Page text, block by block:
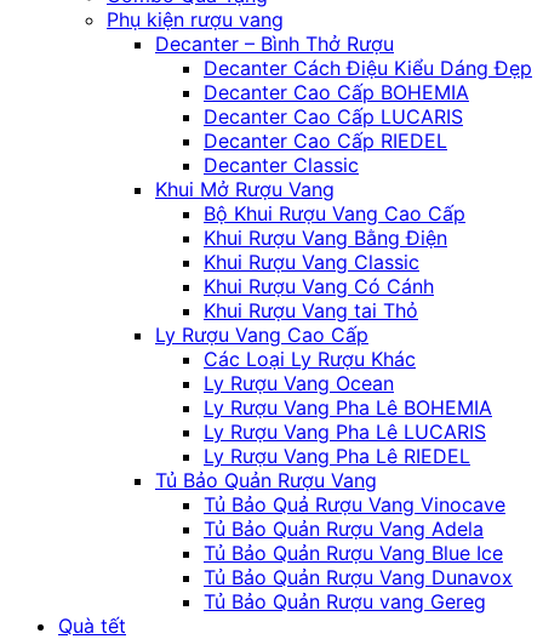
Phụ kiện rượu vang
Decanter – Bình Thở Rượu
Decanter Cách Điệu Kiểu Dáng Đẹp
Decanter Cao Cấp BOHEMIA
Decanter Cao Cấp LUCARIS
Decanter Cao Cấp RIEDEL
Decanter Classic
Khui Mở Rượu Vang
Bộ Khui Rượu Vang Cao Cấp
Khui Rượu Vang Bằng Điện
Khui Rượu Vang Classic
Khui Rượu Vang Có Cánh
Khui Rượu Vang tai Thỏ
Ly Rượu Vang Cao Cấp
Các Loại Ly Rượu Khác
Ly Rượu Vang Ocean
Ly Rượu Vang Pha Lê BOHEMIA
Ly Rượu Vang Pha Lê LUCARIS
Ly Rượu Vang Pha Lê RIEDEL
Tủ Bảo Quản Rượu Vang
Tủ Bảo Quả Rượu Vang Vinocave
Tủ Bảo Quản Rượu Vang Adela
Tủ Bảo Quản Rượu Vang Blue Ice
Tủ Bảo Quản Rượu Vang Dunavox
Tủ Bảo Quản Rượu vang Gereg
Quà tết